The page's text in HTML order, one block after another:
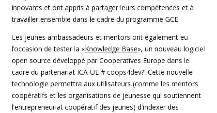
innovants et ont appris à partager leurs compétences et à
travailler ensemble dans le cadre du programme GCE.
Les jeunes ambassadeurs et mentors ont également eu
l’occasion de tester la «Knowledge Base», un nouveau logiciel
open source développé par Cooperatives Europe dans le
cadre du partenariat ICA-UE # coops4dev?. Cette nouvelle
technologie permettra aux utilisateurs (comme les mentors
coopératifs et les organisations de jeunesse qui soutiennent
l'entrepreneuriat coopératif des jeunes) d'indexer des